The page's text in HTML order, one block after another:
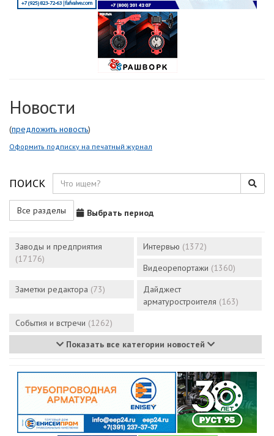
Новости
(предложить новость)
Оформить подписку на печатный журнал
ПОИСК
Все разделы Выбрать период
Заводы и предприятия
(17176)
Интервью (1372)
Видеорепортажи (1360)
Заметки редактора (73)
Дайджест
арматуростроителя (163)
События и встречи (1262)
Показать все категории новостей